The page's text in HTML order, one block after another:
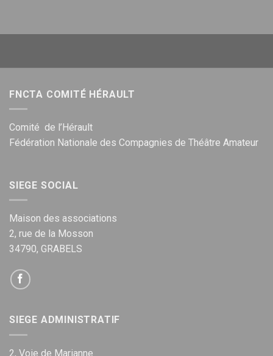
FNCTA COMITÉ HÉRAULT
Comité de l’Hérault
Fédération Nationale des Compagnies de Théâtre Amateur
SIEGE SOCIAL
Maison des associations
2, rue de la Mosson
34790, GRABELS
SIEGE ADMINISTRATIF
2, Voie de Marianne